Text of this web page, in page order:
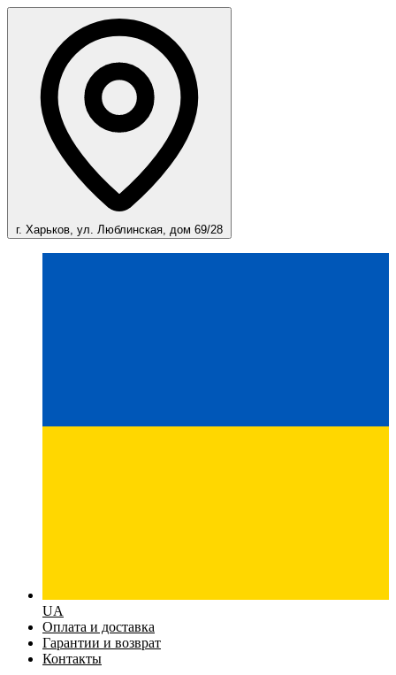
г. Харьков, ул. Люблинская, дом 69/28
UA
Оплата и доставка
Гарантии и возврат
Контакты